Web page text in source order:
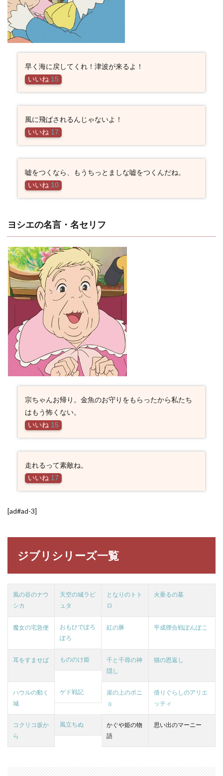
早く海に戻してくれ！津波が来るよ！
いいね 15
風に飛ばされるんじゃないよ！
いいね 17
嘘をつくなら、もうちっとましな嘘をつくんだね。
いいね 10
ヨシエの名言・名セリフ
宗ちゃんお帰り。金魚のお守りをもらったから私たち
はもう怖くない。
いいね 15
走れるって素敵ね。
いいね 17
[ad#ad-3]
ジブリシリーズ一覧
風の谷のナウ
シカ
天空の城ラピ
ュタ
となりのトト
ロ
火垂るの墓
魔女の宅急便
おもひでぽろ
ぽろ
紅の豚 平成狸合戦ぽんぽこ
耳をすませば もののけ姫
千と千尋の神
隠し
猫の恩返し
ハウルの動く
城
ゲド戦記
崖の上のポニ
ョ
借りぐらしのアリエ
ッティ
コクリコ坂か
ら
風立ちぬ
かぐや姫の物
語
思い出のマーニー